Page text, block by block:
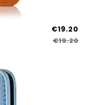
€19.20
€19.20